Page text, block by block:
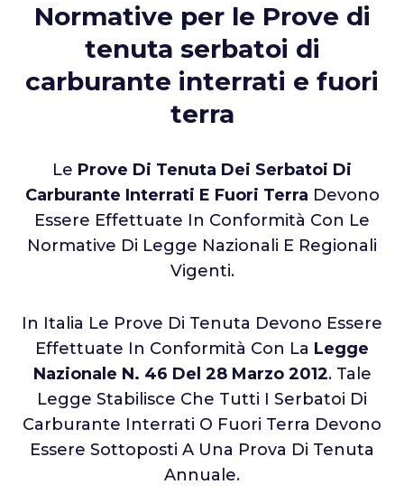
Normative per le Prove di
tenuta serbatoi di
carburante interrati e fuori
terra
Le Prove Di Tenuta Dei Serbatoi Di
Carburante Interrati E Fuori Terra Devono
Essere Effettuate In Conformità Con Le
Normative Di Legge Nazionali E Regionali
Vigenti.
In Italia Le Prove Di Tenuta Devono Essere
Effettuate In Conformità Con La Legge
Nazionale N. 46 Del 28 Marzo 2012. Tale
Legge Stabilisce Che Tutti I Serbatoi Di
Carburante Interrati O Fuori Terra Devono
Essere Sottoposti A Una Prova Di Tenuta
Annuale.